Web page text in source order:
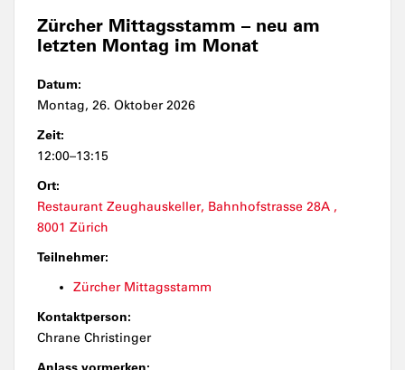
Zürcher Mittagsstamm – neu am
letzten Montag im Monat
Datum:
Montag, 26. Oktober 2026
Zeit:
12:00–13:15
Ort:
Restaurant Zeughauskeller, Bahnhofstrasse 28A ,
8001 Zürich
Teilnehmer:
Zürcher Mittagsstamm
Kontaktperson:
Chrane Christinger